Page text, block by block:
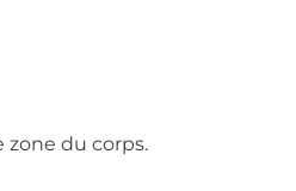
zone du corps.